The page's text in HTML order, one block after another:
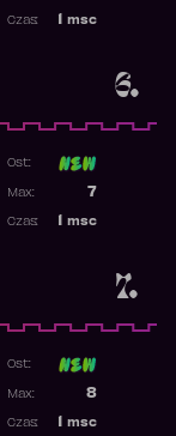
6.
msc
Czas:
7.
Ost:
7
Max:
msc
Czas:
Ost:
8
Max:
msc
Czas: